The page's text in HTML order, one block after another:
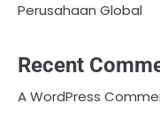
Perusahaan Global
Recent
A WordPress